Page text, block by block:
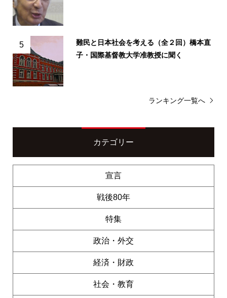
5
難民と日本社会を考える（全２回）橋本直
子・国際基督教大学准教授に聞く
ランキング一覧へ
カテゴリー
宣言
戦後80年
特集
政治・外交
経済・財政
社会・教育